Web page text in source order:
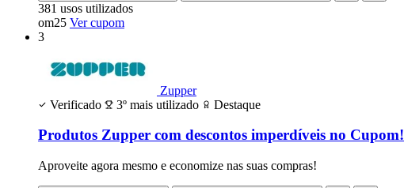
381 usos utilizados
om25 Ver cupom
3
Zupper
Verificado
3º mais utilizado Destaque
Produtos Zupper com descontos imperdíveis no Cupom!
Aproveite agora mesmo e economize nas suas compras!